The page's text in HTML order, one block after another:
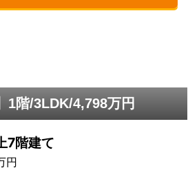
1階/3LDK/4,798万円
7階建て
円